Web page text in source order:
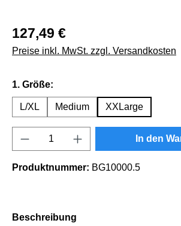
127,49 €
Preise inkl. MwSt. zzgl. Versandkosten
1. Größe:
L/XL Medium XXLarge
Produkt Anzahl: Gib den
In den
Produktnummer: BG10000.5
Beschreibung